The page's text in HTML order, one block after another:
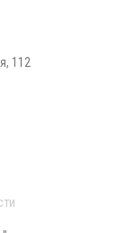
112